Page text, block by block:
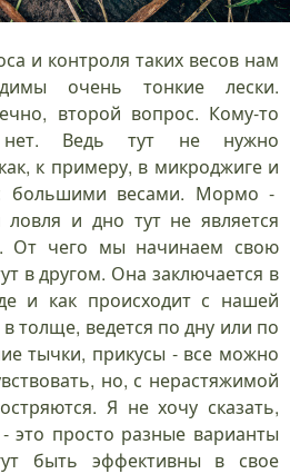
и контроля таких весов нам
очень тонкие лески.
второй вопрос. Кому-то
нет. Ведь тут не нужно
к примеру, в микроджиге и
большими весами. Мормо -
ловля и дно тут не является
От чего мы начинаем свою
в другом. Она заключается в
и как происходит с нашей
толще, ведется по дну или по
тычки, прикусы - все можно
но, с нерастяжимой
Я не хочу сказать,
это просто разные варианты
быть эффективны в свое